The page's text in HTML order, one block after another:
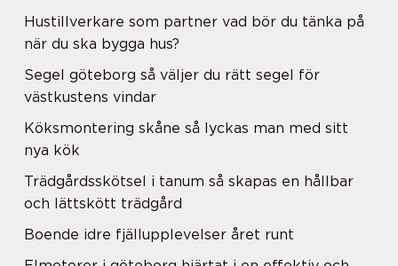
Hustillverkare som partner vad bör du tänka på
när du ska bygga hus?
Segel göteborg så väljer du rätt segel för
västkustens vindar
Köksmontering skåne så lyckas man med sitt
nya kök
Trädgårdsskötsel i tanum så skapas en hållbar
och lättskött trädgård
Boende idre fjällupplevelser året runt